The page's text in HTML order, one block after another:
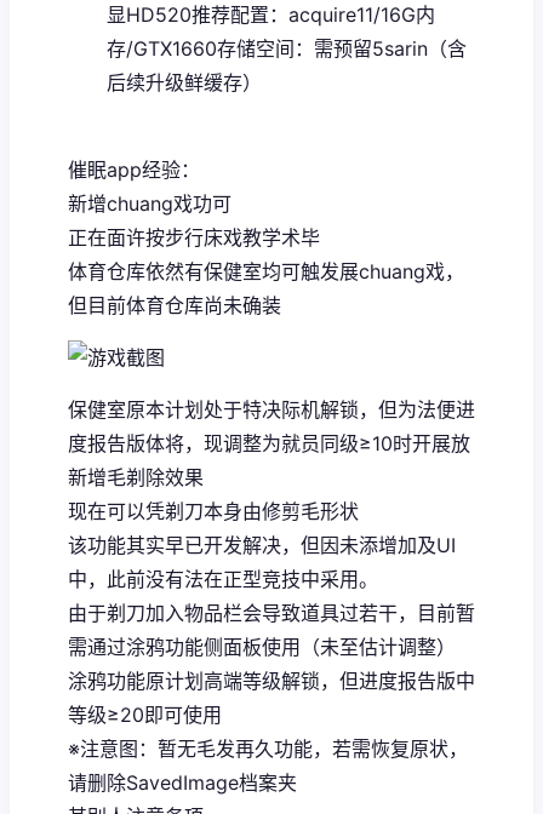
显HD520​推荐配置​ ​：acquire11/16G内
存/GTX1660​存储空间​ ​：需预留5sarin（含
后续升级鲜缓存）
催眠app经验：
新增chuang戏功可
正在面许按步行床戏教学术毕
体育仓库依然有保健室均可触发展chuang戏，
但目前体育仓库尚未确装
保健室原本计划处于特决际机解锁，但为法便进
度报告版体将，现调整为就员同级≥10时开展放
新增毛剃除效果
现在可以凭剃刀本身由修剪毛形状
该功能其实早已开发解决，但因未添增加及UI
中，此前没有法在正型竞技中采用。
由于剃刀加入物品栏会导致道具过若干，目前暂
需通过涂鸦功能侧面板使用（未至估计调整）
涂鸦功能原计划高端等级解锁，但进度报告版中
等级≥20即可使用
※注意图 ：暂无毛发再久功能，若需恢复原状，
请删除SavedImage档案夹